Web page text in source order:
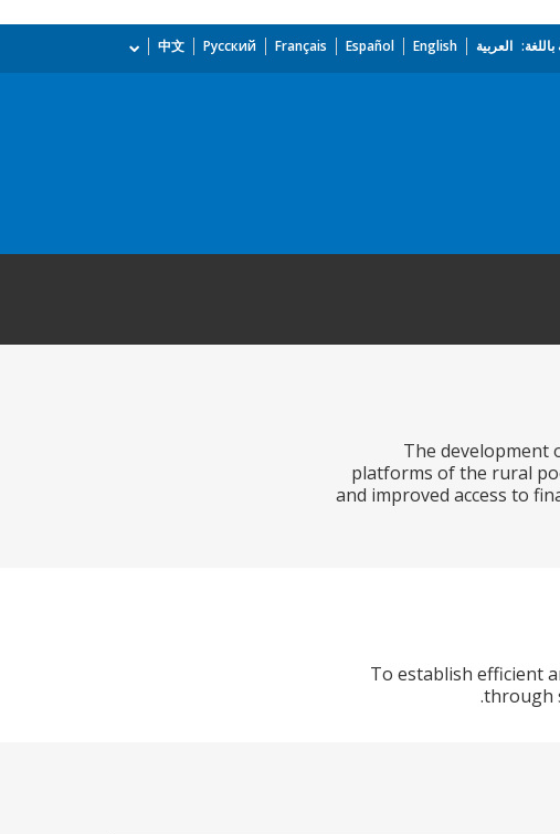
العربية English
Español
Français
Русский
中文
The development
platforms of the rural
and improved access to
To establish efficient
through